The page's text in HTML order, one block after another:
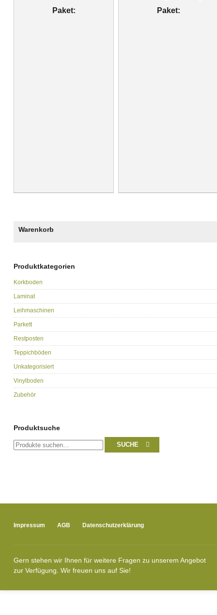
Paket:
Paket:
Warenkorb
Produktkategorien
Korkboden
Laminat
Leihmaschinen
Parkett
Restposten
Teppichböden
Unkategorisiert
Vinylboden
Zubehör
Produktsuche
Suche
nach:
SUCHE
Impressum AGB Datenschutzerklärung
Gern stehen wir Ihnen für weitere Fragen zu unserem Angebot
zur Verfügung. Wir freuen uns auf Sie!